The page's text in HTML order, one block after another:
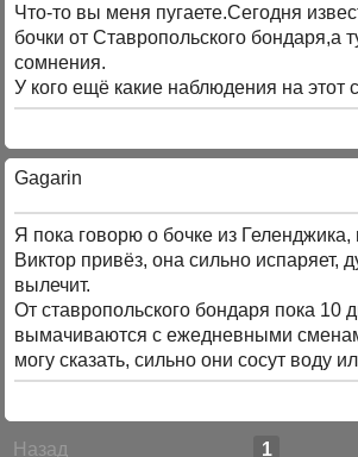
Что-то вы меня пугаете.Сегодня
бочки от Ставропольского бондаря,а
сомнения.
У кого ещё какие наблюдения на этот
Gagarin
Я пока говорю о бочке из
Виктор привёз, она сильно испаряет,
вылечит.
От ставропольского бондаря пока 10
вымачиваются с ежедневными
могу сказать, сильно они сосут воду
Назад 1